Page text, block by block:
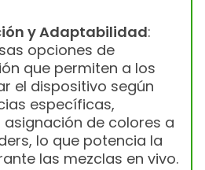
y Adaptabilidad:
opciones de
que permiten a los
el dispositivo según
específicas,
asignación de colores a
lo que potencia la
las mezclas en vivo.